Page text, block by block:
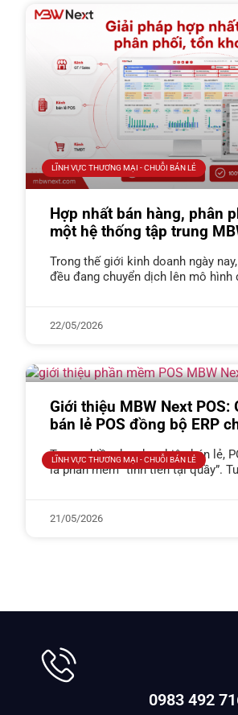
LĨNH VỰC THƯƠNG MẠI - CHUỖI BÁN LẺ
Hợp nhất bán hàng, phân
một hệ thống tập trung
Trong thế giới kinh doanh ngày
đều đang chuyển dịch lên mô hình
22/05/2026
LĨNH VỰC THƯƠNG MẠI - CHUỖI BÁN LẺ
Giới thiệu MBW Next POS:
bán lẻ POS đồng bộ ERP
Trong nhiều doanh nghiệp bán lẻ,
là phần mềm “tính tiền tại quầy”.
21/05/2026
0983 492